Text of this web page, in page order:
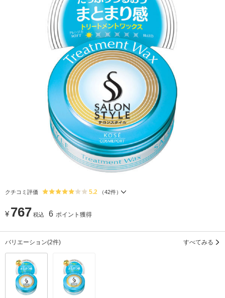
クチコミ評価 5.2 （42件）
¥ 767 税込 6 ポイント獲得
バリエーション(2件) すべてみる